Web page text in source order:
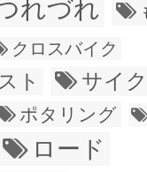
れづれ
クロスバイク
ト サイ
ポタリング
ロード